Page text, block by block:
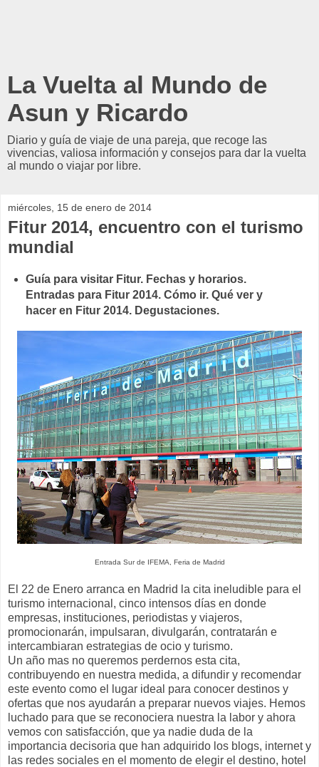
La Vuelta al Mundo de
Asun y Ricardo
Diario y guía de viaje de una pareja, que recoge las
vivencias, valiosa información y consejos para dar la vuelta
al mundo o viajar por libre.
miércoles, 15 de enero de 2014
Fitur 2014, encuentro con el turismo
mundial
Guía para visitar Fitur. Fechas y horarios.
Entradas para Fitur 2014. Cómo ir. Qué ver y
hacer en Fitur 2014. Degustaciones.
Entrada Sur de IFEMA, Feria de Madrid
El 22 de Enero arranca en Madrid la cita ineludible para el
turismo internacional, cinco intensos días en donde
empresas, instituciones, periodistas y viajeros,
promocionarán, impulsaran, divulgarán, contratarán e
intercambiaran estrategias de ocio y turismo.
Un año mas no queremos perdernos esta cita,
contribuyendo en nuestra medida, a difundir y recomendar
este evento como el lugar ideal para conocer destinos y
ofertas que nos ayudarán a preparar nuevos viajes. Hemos
luchado para que se reconociera nuestra la labor y ahora
vemos con satisfacción, que ya nadie duda de la
importancia decisoria que han adquirido los blogs, internet y
las redes sociales en el momento de elegir el destino, hotel